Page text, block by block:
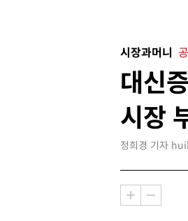
시장과머니
대신
시장
정희경 기자